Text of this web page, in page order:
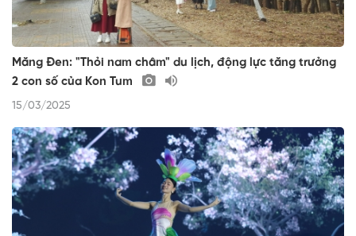
Măng Đen: "Thỏi nam châm" du lịch, động lực tăng trưởng
2 con số của Kon Tum
15/03/2025